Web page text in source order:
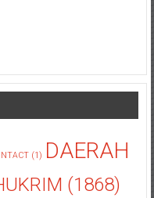
(1) DAERAH
(1868)